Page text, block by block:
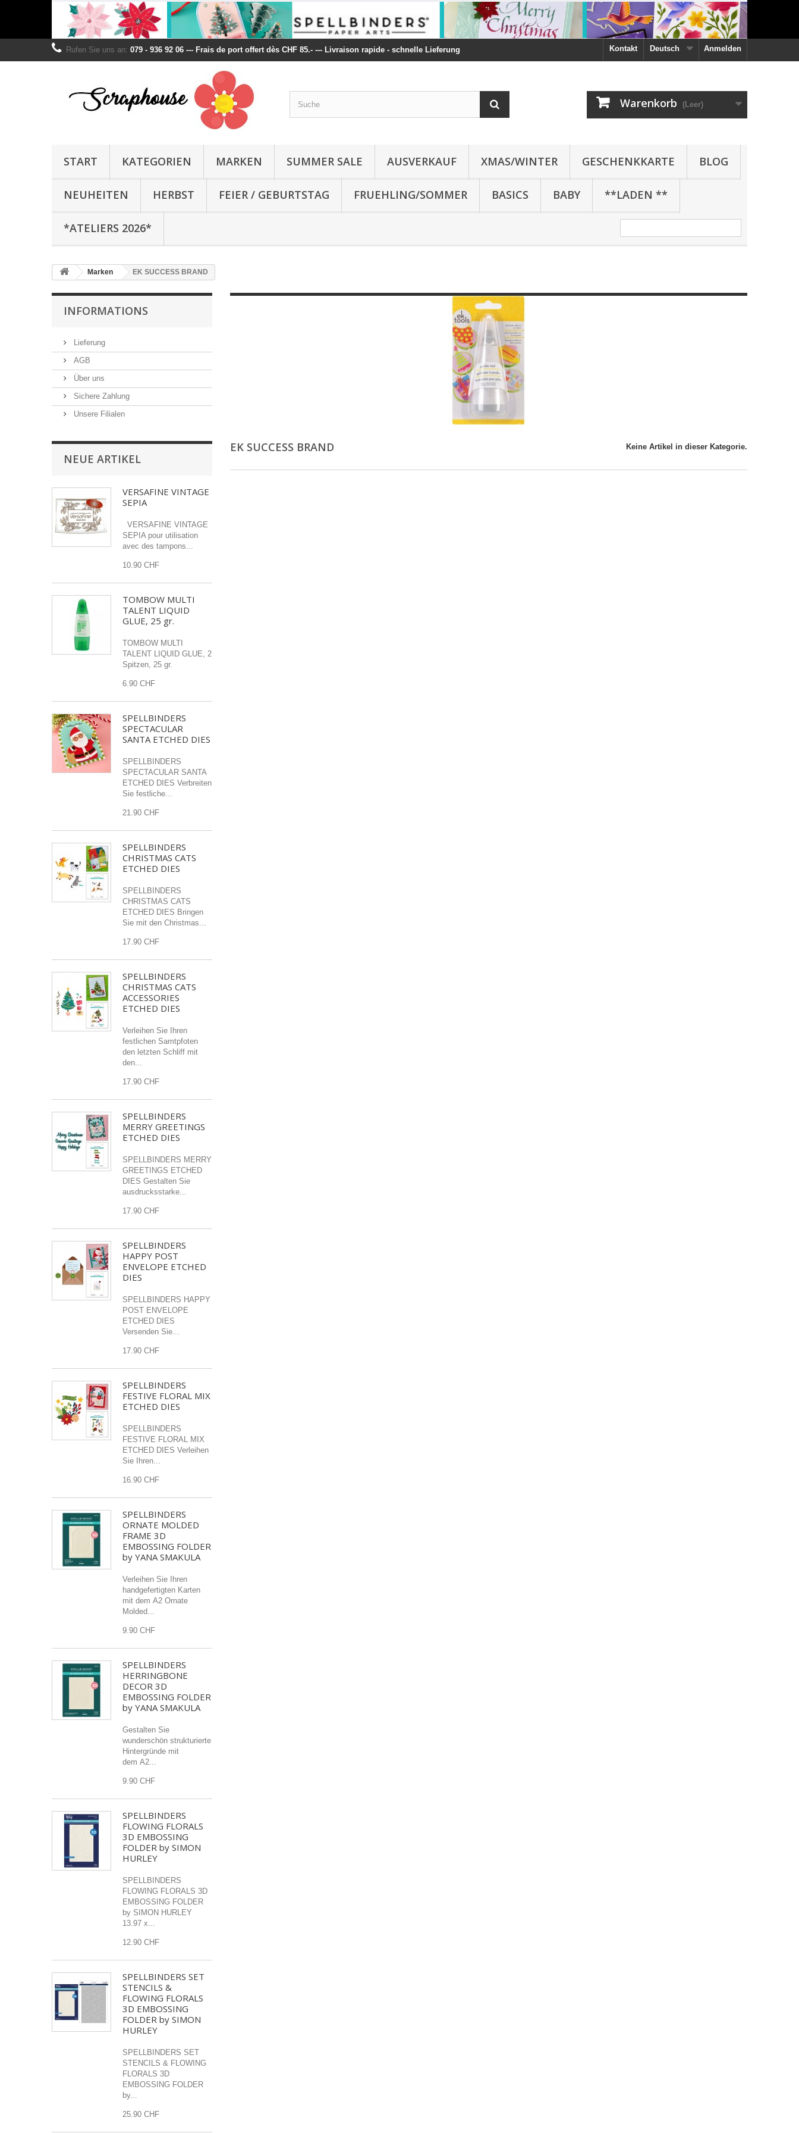
Anmelden
Deutsch
Kontakt
Rufen Sie uns an: 079 - 936 92 06 --- Frais de port offert dès CHF 85.- --- Livraison rapide - schnelle Lieferung
Warenkorb (Leer)
START KATEGORIEN MARKEN SUMMER SALE AUSVERKAUF XMAS/WINTER GESCHENKKARTE BLOG
NEUHEITEN HERBST FEIER / GEBURTSTAG FRUEHLING/SOMMER BASICS BABY **LADEN **
*ATELIERS 2026*
Marken EK SUCCESS BRAND
INFORMATIONS
Lieferung
AGB
Über uns
Sichere Zahlung
Unsere Filialen
NEUE ARTIKEL
VERSAFINE VINTAGE
SEPIA
VERSAFINE VINTAGE
SEPIA pour utilisation
avec des tampons...
10.90 CHF
TOMBOW MULTI
TALENT LIQUID
GLUE, 25 gr.
TOMBOW MULTI
TALENT LIQUID GLUE, 2
Spitzen, 25 gr.
6.90 CHF
SPELLBINDERS
SPECTACULAR
SANTA ETCHED DIES
SPELLBINDERS
SPECTACULAR SANTA
ETCHED DIES Verbreiten
Sie festliche...
21.90 CHF
SPELLBINDERS
CHRISTMAS CATS
ETCHED DIES
SPELLBINDERS
CHRISTMAS CATS
ETCHED DIES Bringen
Sie mit den Christmas...
17.90 CHF
SPELLBINDERS
CHRISTMAS CATS
ACCESSORIES
ETCHED DIES
Verleihen Sie Ihren
festlichen Samtpfoten
den letzten Schliff mit
den...
17.90 CHF
SPELLBINDERS
MERRY GREETINGS
ETCHED DIES
SPELLBINDERS MERRY
GREETINGS ETCHED
DIES Gestalten Sie
ausdrucksstarke...
17.90 CHF
SPELLBINDERS
HAPPY POST
ENVELOPE ETCHED
DIES
SPELLBINDERS HAPPY
POST ENVELOPE
ETCHED DIES
Versenden Sie...
17.90 CHF
SPELLBINDERS
FESTIVE FLORAL MIX
ETCHED DIES
SPELLBINDERS
FESTIVE FLORAL MIX
ETCHED DIES Verleihen
Sie Ihren...
16.90 CHF
SPELLBINDERS
ORNATE MOLDED
FRAME 3D
EMBOSSING FOLDER
by YANA SMAKULA
Verleihen Sie Ihren
handgefertigten Karten
mit dem A2 Ornate
Molded...
9.90 CHF
SPELLBINDERS
HERRINGBONE
DECOR 3D
EMBOSSING FOLDER
by YANA SMAKULA
Gestalten Sie
wunderschön strukturierte
Hintergründe mit
dem A2...
9.90 CHF
SPELLBINDERS
FLOWING FLORALS
3D EMBOSSING
FOLDER by SIMON
HURLEY
SPELLBINDERS
FLOWING FLORALS 3D
EMBOSSING FOLDER
by SIMON HURLEY
13.97 x...
12.90 CHF
SPELLBINDERS SET
STENCILS &
FLOWING FLORALS
3D EMBOSSING
FOLDER by SIMON
HURLEY
SPELLBINDERS SET
STENCILS & FLOWING
FLORALS 3D
EMBOSSING FOLDER
by...
25.90 CHF
EK SUCCESS BRAND Keine Artikel in dieser Kategorie.